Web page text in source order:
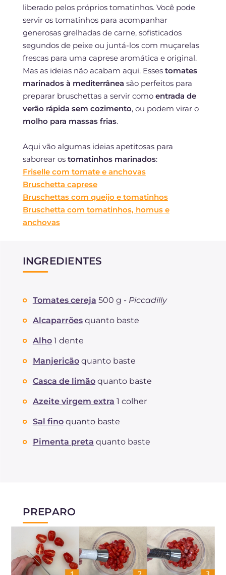
liberado pelos próprios tomatinhos. Você pode
servir os tomatinhos para acompanhar
generosas grelhadas de carne, sofisticados
segundos de peixe ou juntá-los com muçarelas
frescas para uma caprese aromática e original.
Mas as ideias não acabam aqui. Esses tomates
marinados à mediterrânea são perfeitos para
preparar bruschettas a servir como entrada de
verão rápida sem cozimento, ou podem virar o
molho para massas frias.
Aqui vão algumas ideias apetitosas para
saborear os tomatinhos marinados:
Friselle com tomate e anchovas
Bruschetta caprese
Bruschettas com queijo e tomatinhos
Bruschetta com tomatinhos, homus e
anchovas
INGREDIENTES
Tomates cereja 500 g - Piccadilly
Alcaparrões quanto baste
Alho 1 dente
Manjericão quanto baste
Casca de limão quanto baste
Azeite virgem extra 1 colher
Sal fino quanto baste
Pimenta preta quanto baste
PREPARO